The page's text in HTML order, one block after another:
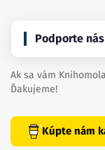
Podporte nás
Ak sa vám
Ďakujeme!
Kúpte nám